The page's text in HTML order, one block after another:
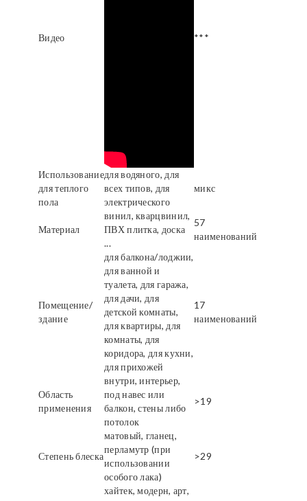
Видео ***
Использование
для теплого
пола
для водяного, для
всех типов, для
электрического
микс
Материал
винил, кварцвинил,
ПВХ плитка, доска
...
57
наименований
Помещение/
здание
для балкона/лоджии,
для ванной и
туалета, для гаража,
для дачи, для
детской комнаты,
для квартиры, для
комнаты, для
коридора, для кухни,
для прихожей
17
наименований
Область
применения
внутри, интерьер,
под навес или
балкон, стены либо
потолок
>19
Степень блеска
матовый, гланец,
перламутр (при
использовании
особого лака)
>29
хайтек, модерн, арт,